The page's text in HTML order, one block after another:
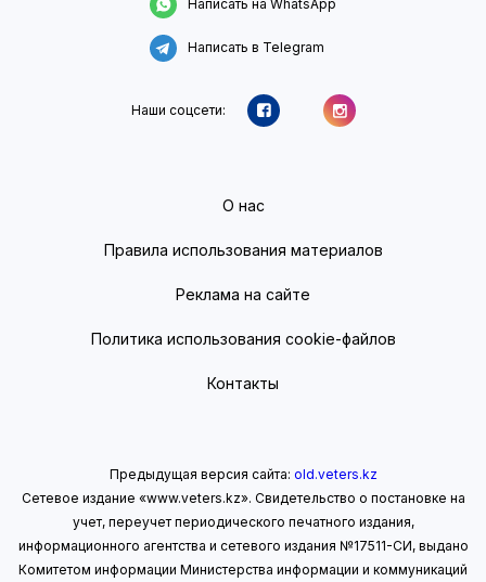
Написать на WhatsApp
Написать в Telegram
Наши соцсети:
О нас
Правила использования материалов
Реклама на сайте
Политика использования cookie-файлов
Контакты
Предыдущая версия сайта: old.veters.kz
Сетевое издание «www.veters.kz». Свидетельство о постановке на
учет, переучет периодического печатного издания,
информационного агентства и сетевого издания №17511-СИ, выдано
Комитетом информации Министерства информации и коммуникаций